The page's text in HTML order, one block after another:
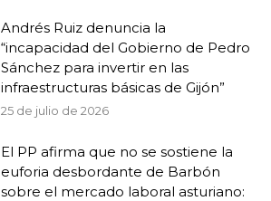
Andrés Ruiz denuncia la
“incapacidad del Gobierno de Pedro
Sánchez para invertir en las
infraestructuras básicas de Gijón”
25 de julio de 2026
El PP afirma que no se sostiene la
euforia desbordante de Barbón
sobre el mercado laboral asturiano: